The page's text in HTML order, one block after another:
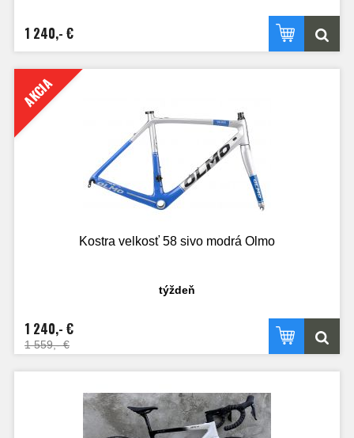
1 240,- €
AKCIA
Kostra velkosť 58 sivo modrá Olmo
týždeň
1 240,- €
1 559,- €